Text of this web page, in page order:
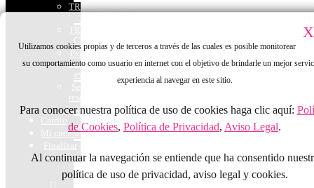
X
Utilizamos cookies propias y de terceros a través de las cuales es posible monitorear
su comportamiento como usuario en internet con el objetivo de brindarle un mejor
experiencia al navegar en este sitio.
Para conocer nuestra política de uso de cookies haga clic aquí:
de Cookies, Política de Privacidad, Aviso Legal.
Al continuar la navegación se entiende que ha consentido
política de uso de privacidad, aviso legal y cookies.
TRATAMIENTOS
TRATAMIENTOS
CORPORALES
Peinado y
maquillaje
eventos
Señal
reserva
cita
Carrito
Mi cuenta
Finalizar
compra